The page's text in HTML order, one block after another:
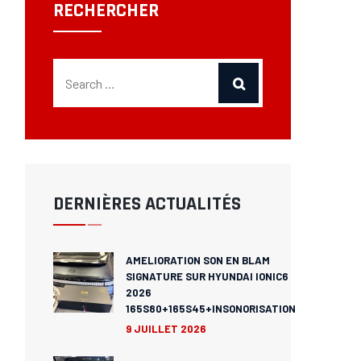
RECHERCHER
DERNIÈRES ACTUALITÉS
AMELIORATION SON EN BLAM
SIGNATURE SUR HYUNDAI IONIC6
2026
165S80+165S45+INSONORISATION
9 JUILLET 2026